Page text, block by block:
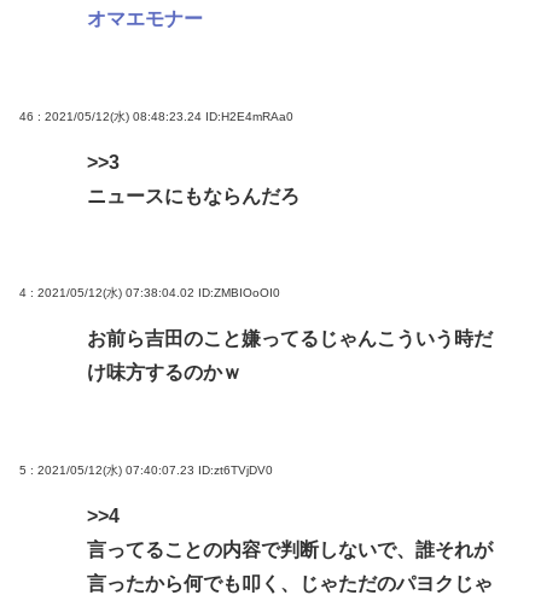
オマエモナー
46 : 2021/05/12(水) 08:48:23.24 ID:H2E4mRAa0
>>3
ニュースにもならんだろ
4 : 2021/05/12(水) 07:38:04.02 ID:ZMBIOoOI0
お前ら吉田のこと嫌ってるじゃんこういう時だ
け味方するのかｗ
5 : 2021/05/12(水) 07:40:07.23 ID:zt6TVjDV0
>>4
言ってることの内容で判断しないで、誰それが
言ったから何でも叩く、じゃただのパヨクじゃ